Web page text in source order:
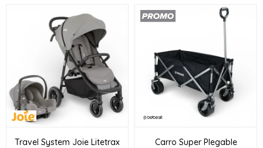
Travel System Joie Litetrax
Carro Super Plegable